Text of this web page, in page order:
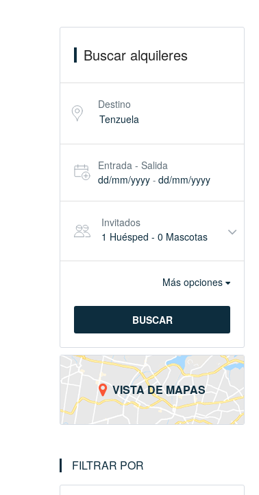
Buscar alquileres
Destino
Entrada - Salida
dd/mm/yyyy - dd/mm/yyyy
Invitados
1 Huésped - 0 Mascotas
Más opciones
BUSCAR
VISTA DE MAPAS
FILTRAR POR